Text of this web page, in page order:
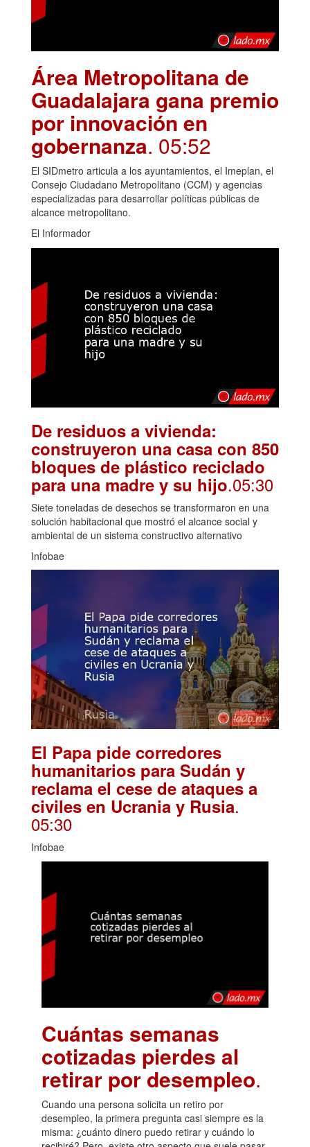
Área Metropolitana de
Guadalajara gana premio
por innovación en
gobernanza. 05:52
El SIDmetro articula a los ayuntamientos, el Imeplan, el
Consejo Ciudadano Metropolitano (CCM) y agencias
especializadas para desarrollar políticas públicas de
alcance metropolitano.
El Informador
De residuos a vivienda:
construyeron una casa con 850
bloques de plástico reciclado
para una madre y su hijo.05:30
Siete toneladas de desechos se transformaron en una
solución habitacional que mostró el alcance social y
ambiental de un sistema constructivo alternativo
Infobae
El Papa pide corredores
humanitarios para Sudán y
reclama el cese de ataques a
civiles en Ucrania y Rusia.
05:30
Infobae
Cuántas semanas
cotizadas pierdes al
retirar por desempleo.
Cuando una persona solicita un retiro por
desempleo, la primera pregunta casi siempre es la
misma: ¿cuánto dinero puedo retirar y cuándo lo